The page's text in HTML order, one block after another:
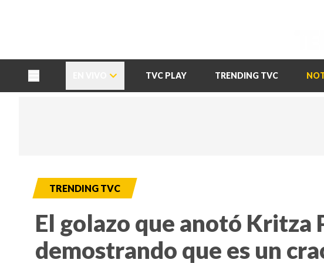
TVC PLAY TRENDING TVC
TRENDING TVC
El golazo que anotó Kritza
demostrando que es un